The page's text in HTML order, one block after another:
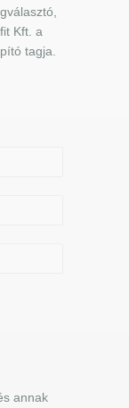
Kft. a
tagja.
annak